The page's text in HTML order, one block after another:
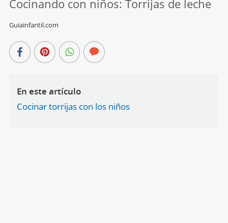
Cocinando con niños: Torrijas de leche
Guiainfantil.com
En este artículo
Cocinar torrijas con los niños